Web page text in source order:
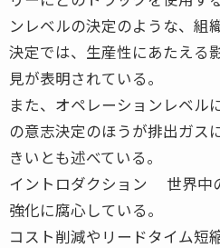
ンレベルの決定のような、組
決定では、生産性にあたえる
見が表明されている。
また、オペレーションレベル
の意志決定のほうが排出ガス
きいとも述べている。
イントロダクション 世界中
強化に腐心している。
コスト削減やリードタイム短